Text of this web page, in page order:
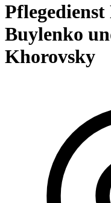
Buylenko
Khorovsky